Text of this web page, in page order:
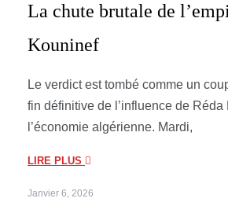
La chute brutale de
Kouninef
Le verdict est tombé comme un
fin définitive de l’influence de Réda
l’économie algérienne. Mardi,
LIRE PLUS
Janvier 6, 2026